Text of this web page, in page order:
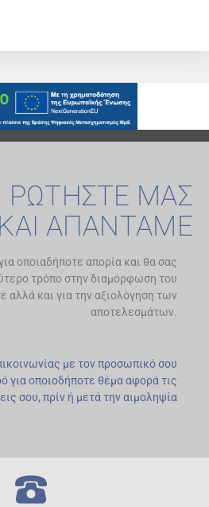
ΡΩΤΗΣΤΕ ΜΑΣ
ΚΑΙ ΑΠΑΝΤΑΜΕ
οποιαδήποτε απορία και θα σας
τρόπο στην διαμόρφωση του
αλλά και για την αξιολόγηση των
αποτελεσμάτων.
με τον προσωπικό σου
για οποιοδήποτε θέμα αφορά τις
σου, πρίν ή μετά την αιμοληψία